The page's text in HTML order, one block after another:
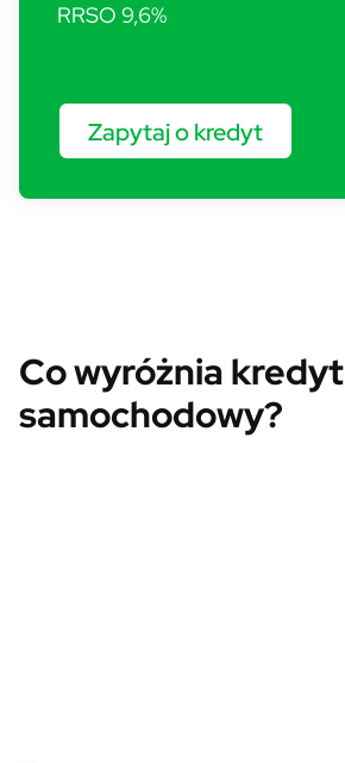
RRSO 9,6%
Zapytaj o kredyt
Co wyróżnia kredyt
samochodowy?